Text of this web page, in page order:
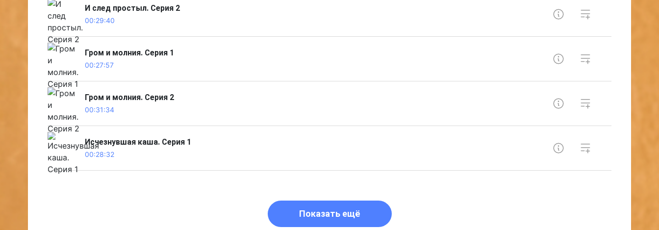
И след простыл. Серия 2
00:29:40
Гром и молния. Серия 1
00:27:57
Гром и молния. Серия 2
00:31:34
Исчезнувшая каша. Серия 1
00:28:32
Показать ещё